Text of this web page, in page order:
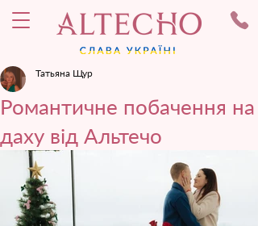
Романтичне побачення на
даху від Альтечо
Татьяна Щур